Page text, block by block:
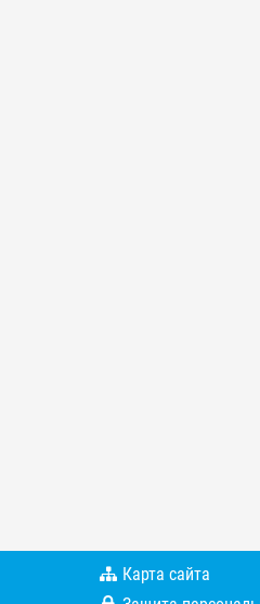
Карта сайта